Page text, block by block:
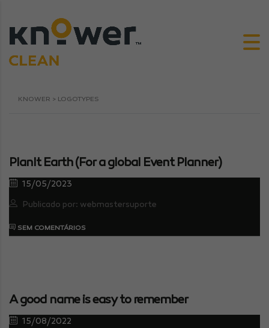
KNOWER > LOGOTYPES
PlanIt Earth (For a global Event Planner)
15/05/2023
Publicado por: webmastersuporte
SEM COMENTÁRIOS
A good name is easy to remember
15/08/2022